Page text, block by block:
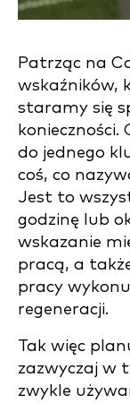
Patrząc na
wskaźników,
staramy się
konieczności.
do jednego
coś, co
Jest to
godzinę lub
wskazanie
pracą, a
pracy
regeneracji.
Tak więc
zazwyczaj w
zwykle